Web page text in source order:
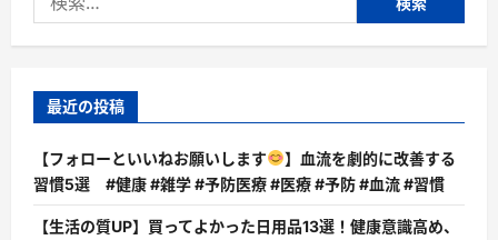
索:
最近の投稿
【フォローといいねお願いします
】血流を劇的に改善する
習慣5選 #健康 #雑学 #予防医療 #医療 #予防 #血流 #習慣
【生活の質UP】買ってよかった日用品13選！健康意識高め、